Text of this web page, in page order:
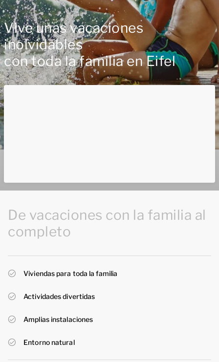
Vive unas vacaciones
inolvidables
con toda la familia en Eifel
De vacaciones con la familia al
completo
Viviendas para toda la familia
Actividades divertidas
Amplias instalaciones
Entorno natural